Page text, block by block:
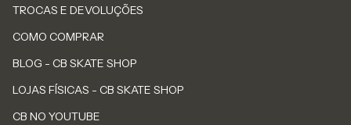
TROCAS E DEVOLUÇÕES
COMO COMPRAR
BLOG - CB SKATE SHOP
LOJAS FÍSICAS - CB SKATE SHOP
CB NO YOUTUBE